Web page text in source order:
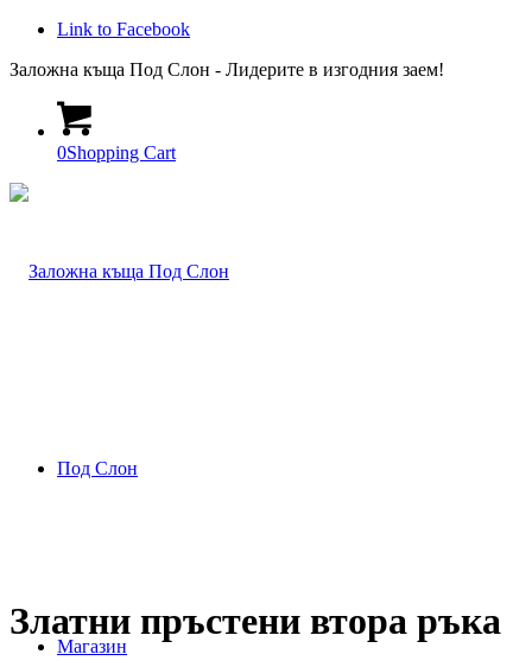
Link to Facebook
Заложна къща Под Слон - Лидерите в изгодния заем!
0Shopping Cart
Под Слон
Магазин
Златни пръстени втора ръка